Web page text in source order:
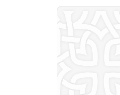
Skip to main content